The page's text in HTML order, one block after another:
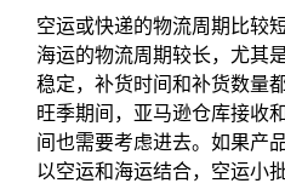
空运或快递的物流周期比较
海运的物流周期较长，尤其
稳定，补货时间和补货数量
旺季期间，亚马逊仓库接收
间也需要考虑进去。如果产
以空运和海运结合，空运小